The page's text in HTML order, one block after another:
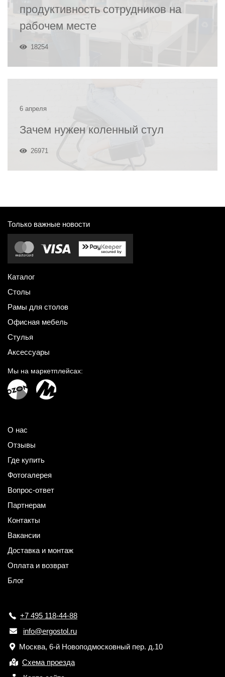
продуктивность сотрудников на
рабочем месте
18254
6 апреля
Зачем нужен коленный стул
26971
Только важные новости
Каталог
Столы
Рамы для столов
Офисная мебель
Стулья
Аксессуары
Мы на маркетплейсах:
О нас
Отзывы
Где купить
Фотогалерея
Вопрос-ответ
Партнерам
Контакты
Вакансии
Доставка и монтаж
Оплата и возврат
Блог
+7 495 118-44-88
info@ergostol.ru
Москва, 6-й Новоподмосковный пер. д.10
Схема проезда